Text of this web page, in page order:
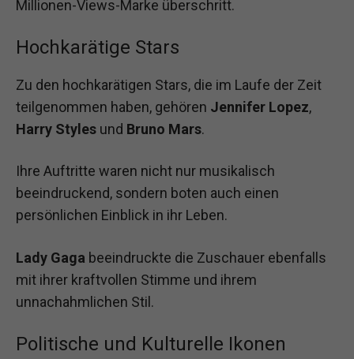
Millionen-Views-Marke überschritt.
Hochkarätige Stars
Zu den hochkarätigen Stars, die im Laufe der Zeit
teilgenommen haben, gehören Jennifer Lopez,
Harry Styles und Bruno Mars.
Ihre Auftritte waren nicht nur musikalisch
beeindruckend, sondern boten auch einen
persönlichen Einblick in ihr Leben.
Lady Gaga beeindruckte die Zuschauer ebenfalls
mit ihrer kraftvollen Stimme und ihrem
unnachahmlichen Stil.
Politische und Kulturelle Ikonen